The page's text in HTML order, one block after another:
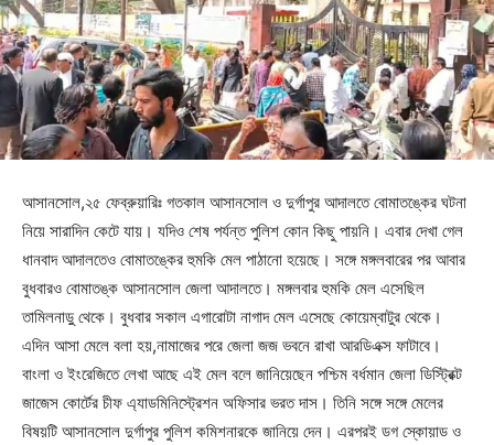
আসানসোল,২৫ ফেব্রুয়ারিঃ গতকাল আসানসোল ও দুর্গাপুর আদালতে বোমাতঙ্কের ঘটনা
নিয়ে সারাদিন কেটে যায়। যদিও শেষ পর্যন্ত পুলিশ কোন কিছু পায়নি। এবার দেখা গেল
ধানবাদ আদালতেও বোমাতঙ্কের হুমকি মেল পাঠানো হয়েছে। সঙ্গে মঙ্গলবারের পর আবার
বুধবারও বোমাতঙ্ক আসানসোল জেলা আদালতে। মঙ্গলবার হুমকি মেল এসেছিল
তামিলনাড়ু থেকে। বুধবার সকাল এগারোটা নাগাদ মেল এসেছে কোয়েম্বাটুর থেকে।
এদিন আসা মেলে বলা হয়,নামাজের পরে জেলা জজ ভবনে রাখা আরডিএক্স ফাটাবে।
বাংলা ও ইংরেজিতে লেখা আছে এই মেল বলে জানিয়েছেন পশ্চিম বর্ধমান জেলা ডিস্ট্রিক্ট
জাজেস কোর্টের চীফ এ্যাডমিনিস্ট্রেশন অফিসার ভরত দাস। তিনি সঙ্গে সঙ্গে মেলের
বিষয়টি আসানসোল দুর্গাপুর পুলিশ কমিশনারকে জানিয়ে দেন। এরপরই ডগ স্কোয়াড ও